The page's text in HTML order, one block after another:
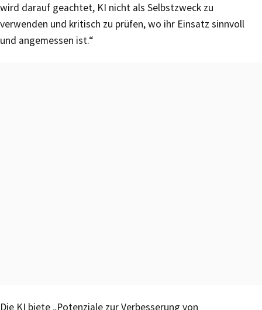
wird darauf geachtet, KI nicht als Selbstzweck zu
verwenden und kritisch zu prüfen, wo ihr Einsatz sinnvoll
und angemessen ist.“
Die KI biete „Potenziale zur Verbesserung von